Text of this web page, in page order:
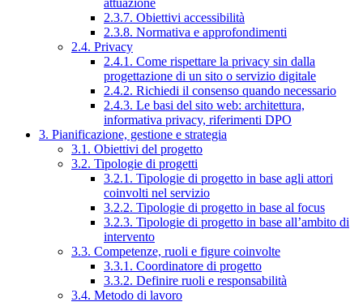
attuazione
2.3.7. Obiettivi accessibilità
2.3.8. Normativa e approfondimenti
2.4. Privacy
2.4.1. Come rispettare la privacy sin dalla
progettazione di un sito o servizio digitale
2.4.2. Richiedi il consenso quando necessario
2.4.3. Le basi del sito web: architettura,
informativa privacy, riferimenti DPO
3. Pianificazione, gestione e strategia
3.1. Obiettivi del progetto
3.2. Tipologie di progetti
3.2.1. Tipologie di progetto in base agli attori
coinvolti nel servizio
3.2.2. Tipologie di progetto in base al focus
3.2.3. Tipologie di progetto in base all’ambito di
intervento
3.3. Competenze, ruoli e figure coinvolte
3.3.1. Coordinatore di progetto
3.3.2. Definire ruoli e responsabilità
3.4. Metodo di lavoro